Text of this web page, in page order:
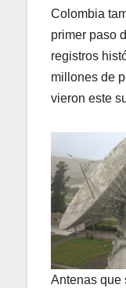
Colombia
primer paso
registros
millones de
vieron este
Antenas que